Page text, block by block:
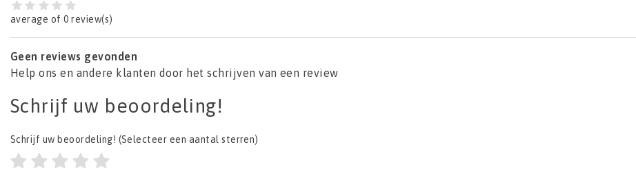
average of 0 review(s)
Geen reviews gevonden
Help ons en andere klanten door het schrijven van een review
Schrijf uw beoordeling!
Schrijf uw beoordeling! (Selecteer een aantal sterren)